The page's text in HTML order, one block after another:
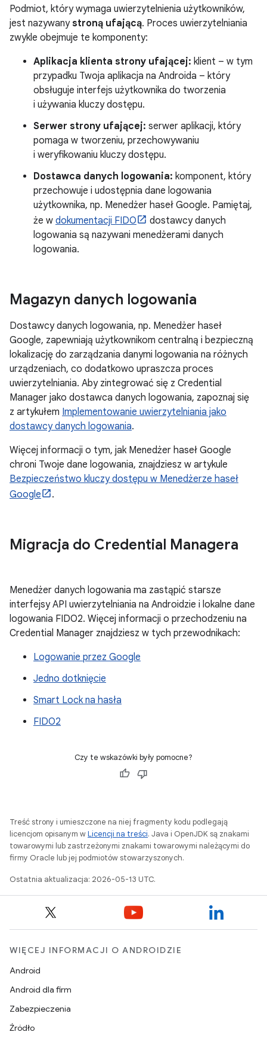
Podmiot, który wymaga uwierzytelnienia użytkowników,
jest nazywanystroną ufającą. Proces uwierzytelniania
zwykle obejmuje te komponenty:
Aplikacja klienta strony ufającej: klient – w tym
przypadku Twoja aplikacja na Androida – który
obsługuje interfejs użytkownika do tworzenia
i używania kluczy dostępu.
Serwer strony ufającej: serwer aplikacji, który
pomaga w tworzeniu, przechowywaniu
i weryfikowaniu kluczy dostępu.
Dostawca danych logowania: komponent, który
przechowuje i udostępnia dane logowania
użytkownika, np. Menedżer haseł Google. Pamiętaj,
że w dokumentacji FIDO
dostawcy danych
logowania są nazywani menedżerami danych
logowania.
Magazyn danych logowania
Dostawcy danych logowania, np. Menedżer haseł
Google, zapewniają użytkownikom centralną i bezpieczną
lokalizację do zarządzania danymi logowania na różnych
urządzeniach, co dodatkowo upraszcza proces
uwierzytelniania. Aby zintegrować się z Credential
Manager jako dostawca danych logowania, zapoznaj się
z artykułem Implementowanie uwierzytelniania jako
dostawcy danych logowania.
Więcej informacji o tym, jak Menedżer haseł Google
chroni Twoje dane logowania, znajdziesz w artykule
Bezpieczeństwo kluczy dostępu w Menedżerze haseł
Google
.
Migracja do Credential Managera
Menedżer danych logowania ma zastąpić starsze
interfejsy API uwierzytelniania na Androidzie i lokalne dane
logowania FIDO2. Więcej informacji o przechodzeniu na
Credential Manager znajdziesz w tych przewodnikach:
Logowanie przez Google
Jedno dotknięcie
Smart Lock na hasła
FIDO2
Czy te wskazówki były pomocne?
Treść strony i umieszczone na niej fragmenty kodu podlegają
licencjom opisanym wLicencji na treści. Java i OpenJDK są znakami
towarowymi lub zastrzeżonymi znakami towarowymi należącymi do
firmy Oracle lub jej podmiotów stowarzyszonych.
Ostatnia aktualizacja: 2026-05-13 UTC.
WIĘCEJ INFORMACJI O ANDROIDZIE
Android
Android dla firm
Zabezpieczenia
Źródło